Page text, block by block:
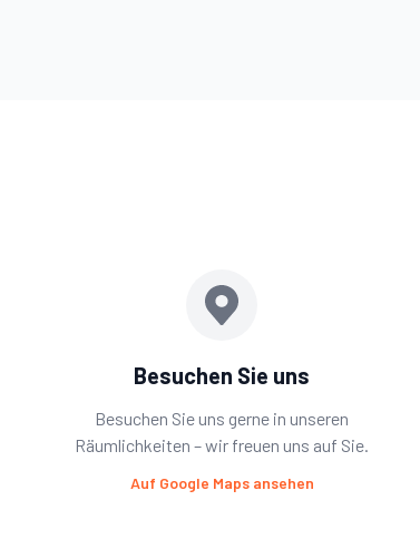
Besuchen Sie uns
Besuchen Sie uns gerne in unseren
Räumlichkeiten – wir freuen uns auf Sie.
Auf Google Maps ansehen